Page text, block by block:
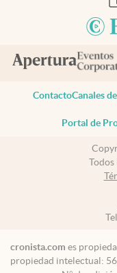
ContactoCanales
Portal de
Todos
cronista.com es
propiedad intelectual: